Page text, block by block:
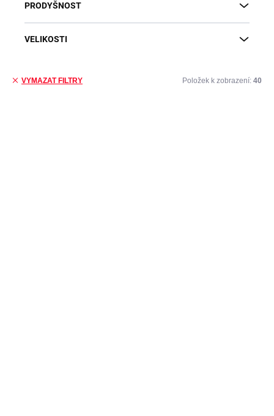
PRODYŠNOST
VELIKOSTI
VYMAZAT FILTRY Položek k zobrazení: 40